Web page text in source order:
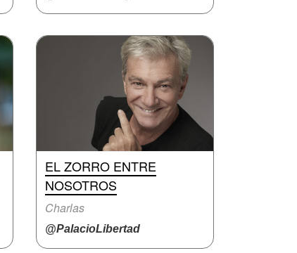
EL ZORRO ENTRE
NOSOTROS
Charlas
@PalacioLibertad